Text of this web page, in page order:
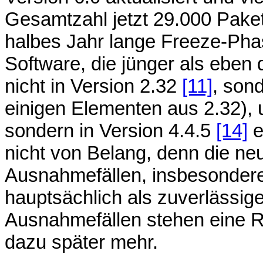
Gesamtzahl jetzt 29.000
halbes Jahr lange Freeze-
Software, die jünger als
nicht in Version 2.32 [11],
einigen Elementen aus
sondern in Version 4.4.5 [14]
nicht von Belang, denn die
Ausnahmefällen,
hauptsächlich als
Ausnahmefällen stehen eine
dazu später mehr.